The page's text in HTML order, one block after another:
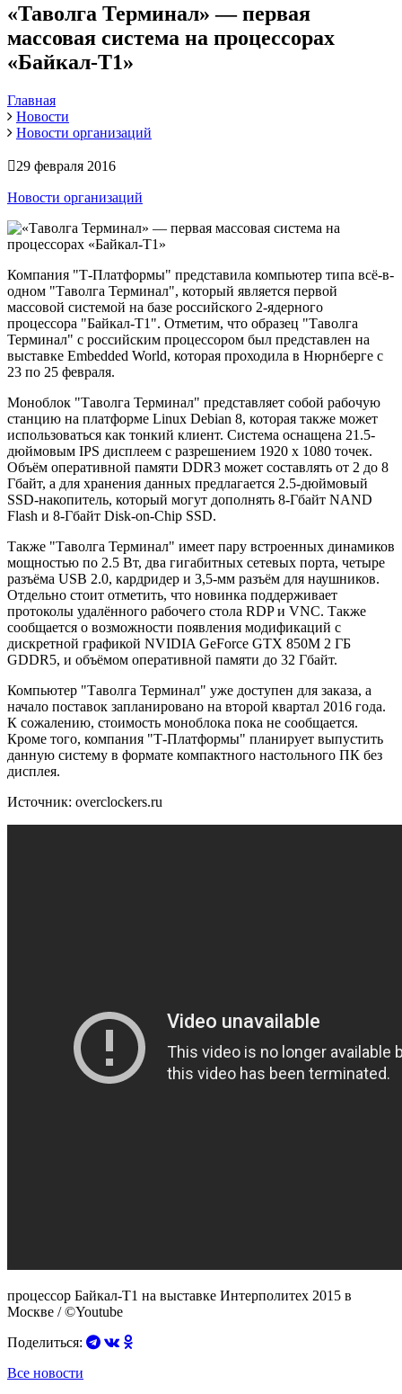
«Таволга Терминал» — первая
массовая система на процессорах
«Байкал-Т1»
Главная
Новости
Новости организаций
29 февраля 2016
Новости организаций
Компания "Т-Платформы" представила компьютер типа всё-в-
одном "Таволга Терминал", который является первой
массовой системой на базе российского 2-ядерного
процессора "Байкал-Т1". Отметим, что образец "Таволга
Терминал" с российским процессором был представлен на
выставке Embedded World, которая проходила в Нюрнберге с
23 по 25 февраля.
Моноблок "Таволга Терминал" представляет собой рабочую
станцию на платформе Linux Debian 8, которая также может
использоваться как тонкий клиент. Система оснащена 21.5-
дюймовым IPS дисплеем с разрешением 1920 х 1080 точек.
Объём оперативной памяти DDR3 может составлять от 2 до 8
Гбайт, а для хранения данных предлагается 2.5-дюймовый
SSD-накопитель, который могут дополнять 8-Гбайт NAND
Flash и 8-Гбайт Disk-on-Chip SSD.
Также "Таволга Терминал" имеет пару встроенных динамиков
мощностью по 2.5 Вт, два гигабитных сетевых порта, четыре
разъёма USB 2.0, кардридер и 3,5-мм разъём для наушников.
Отдельно стоит отметить, что новинка поддерживает
протоколы удалённого рабочего стола RDP и VNC. Также
сообщается о возможности появления модификаций с
дискретной графикой NVIDIA GeForce GTX 850M 2 ГБ
GDDR5, и объёмом оперативной памяти до 32 Гбайт.
Компьютер "Таволга Терминал" уже доступен для заказа, а
начало поставок запланировано на второй квартал 2016 года.
К сожалению, стоимость моноблока пока не сообщается.
Кроме того, компания "Т-Платформы" планирует выпустить
данную систему в формате компактного настольного ПК без
дисплея.
Источник: overclockers.ru
процессор Байкал-Т1 на выставке Интерполитех 2015 в
Москве / ©Youtube
Поделиться:
Все новости